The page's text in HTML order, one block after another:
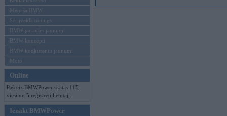
Mēneša BMW
Sērijveida tūnings
BMW pasaules jaunumi
BMW koncepti
BMW konkurentu jaunumi
Moto
Online
Pašreiz BMWPower skatās 115
viesi un 5 reģistrēti lietotāji.
Ienākt BMWPower